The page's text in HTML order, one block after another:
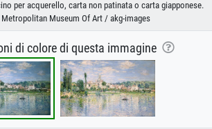
per acquerello, carta non patinata o carta giapponese.
Metropolitan Museum Of Art / akg-images
di colore di questa immagine